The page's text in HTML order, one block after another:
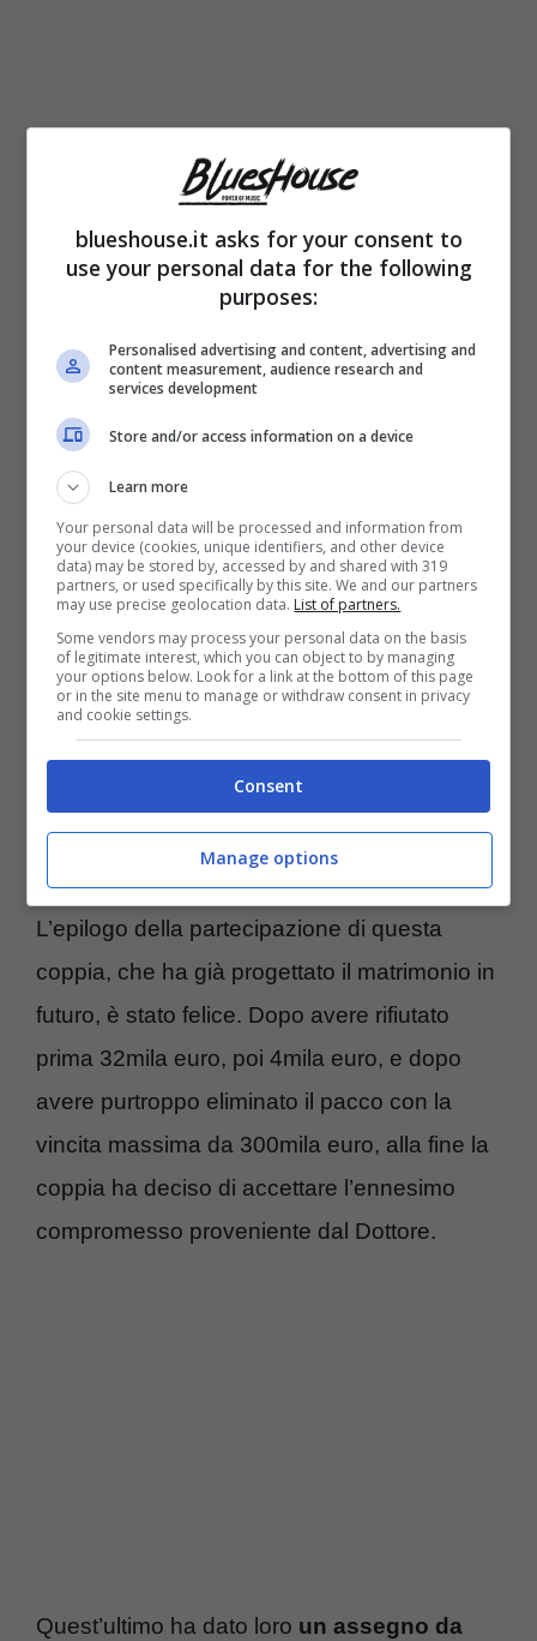
Luana e Gianluca ad “Affari tuoi (Blueshouse.it)
Luana e Gianluca si sono mostrati
consapevoli del fatto di avere avuto una
grande opportunitàa partecipare ad “Affari
tuoi”.Non capita a tutti di potere sfruttare la
possibilità di tornare a casa con una
potenziale, bella vincita. Cosa che alla fine è
successo a loro.
L’epilogo della partecipazione di questa
coppia, che ha già progettato il matrimonio in
futuro, è stato felice. Dopo avere rifiutato
prima 32mila euro, poi 4mila euro, e dopo
avere purtroppo eliminato il pacco con la
vincita massima da 300mila euro, alla fine la
coppia ha deciso di accettare l’ennesimo
compromesso proveniente dal Dottore.
Quest’ultimo ha dato loro un assegno da
blueshouse.it asks for your consent to
use your personal data for the following
purposes:
Personalised advertising and content, advertising and
content measurement, audience research and
services development
Store and/or access information on a device
Learn more
Your personal data will be processed and information from
your device (cookies, unique identifiers, and other device
data) may be stored by, accessed by and shared with 319
partners, or used specifically by this site. We and our partners
may use precise geolocation data. List of partners.
Some vendors may process your personal data on the basis
of legitimate interest, which you can object to by managing
your options below. Look for a link at the bottom of this page
or in the site menu to manage or withdraw consent in privacy
and cookie settings.
Consent
Manage options